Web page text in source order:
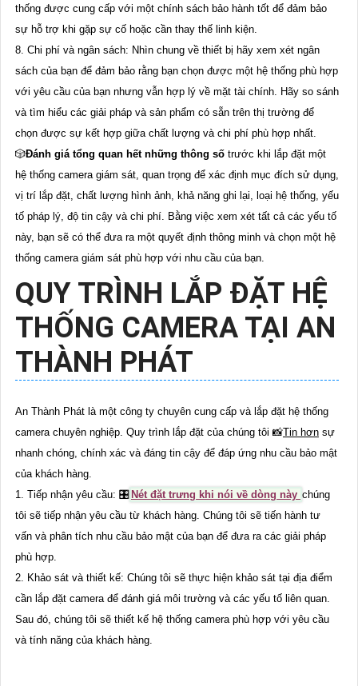
thống được cung cấp với một chính sách bảo hành tốt để đảm bảo
sự hỗ trợ khi gặp sự cố hoặc cần thay thế linh kiện.
8. Chi phí và ngân sách: Nhìn chung về thiết bị hãy xem xét ngân
sách của bạn để đảm bảo rằng bạn chọn được một hệ thống phù hợp
với yêu cầu của bạn nhưng vẫn hợp lý về mặt tài chính. Hãy so sánh
và tìm hiểu các giải pháp và sản phẩm có sẵn trên thị trường để
chọn được sự kết hợp giữa chất lượng và chi phí phù hợp nhất.
🎲Đánh giá tổng quan hết những thông số trước khi lắp đặt một
hệ thống camera giám sát, quan trọng để xác định mục đích sử dụng,
vị trí lắp đặt, chất lượng hình ảnh, khả năng ghi lại, loại hệ thống, yếu
tố pháp lý, độ tin cậy và chi phí. Bằng việc xem xét tất cả các yếu tố
này, bạn sẽ có thể đưa ra một quyết định thông minh và chọn một hệ
thống camera giám sát phù hợp với nhu cầu của bạn.
QUY TRÌNH LẮP ĐẶT HỆ
THỐNG CAMERA TẠI AN
THÀNH PHÁT
An Thành Phát là một công ty chuyên cung cấp và lắp đặt hệ thống
camera chuyên nghiệp. Quy trình lắp đặt của chúng tôi 📸Tin hơn sự
nhanh chóng, chính xác và đáng tin cậy để đáp ứng nhu cầu bảo mật
của khách hàng.
1. Tiếp nhận yêu cầu: 🎛Nét đặt trưng khi nói về dòng này chúng
tôi sẽ tiếp nhận yêu cầu từ khách hàng. Chúng tôi sẽ tiến hành tư
vấn và phân tích nhu cầu bảo mật của bạn để đưa ra các giải pháp
phù hợp.
2. Khảo sát và thiết kế: Chúng tôi sẽ thực hiện khảo sát tại địa điểm
cần lắp đặt camera để đánh giá môi trường và các yếu tố liên quan.
Sau đó, chúng tôi sẽ thiết kế hệ thống camera phù hợp với yêu cầu
và tính năng của khách hàng.